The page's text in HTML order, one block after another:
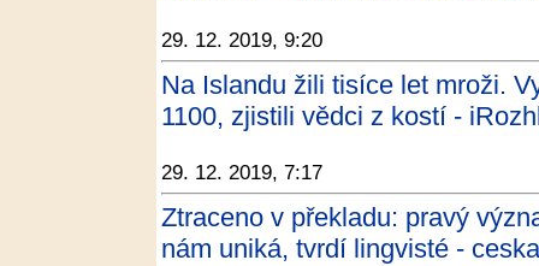
29. 12. 2019, 9:20
Na Islandu žili tisíce let mroži.
1100, zjistili vědci z kostí -
29. 12. 2019, 7:17
Ztraceno v překladu: pravý
nám uniká, tvrdí lingvisté -